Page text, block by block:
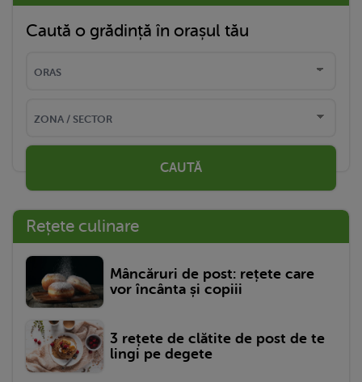
Caută o grădință în orașul tău
CAUTĂ
Rețete culinare
Mâncăruri de post: rețete care
vor încânta și copiii
3 rețete de clătite de post de te
lingi pe degete